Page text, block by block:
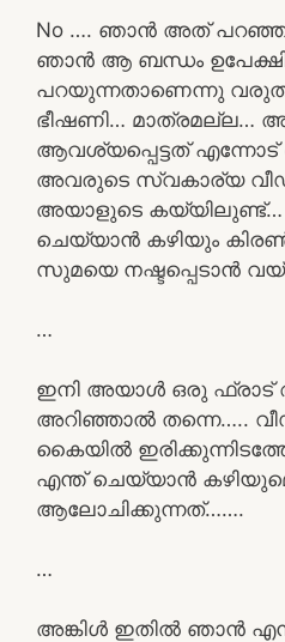
No …. ഞാൻ അത്
ഞാൻ ആ ബന്ധം
പറയുന്നതാണെന്നു
ഭീഷണി…
ആവശ്യപ്പെട്ടത്
അവരുടെ സ്വകാര്യ
അയാളുടെ കയ്യിലുണ്ട്…
ചെയ്യാൻ കഴിയും
സുമയെ നഷ്ടപ്പെടാൻ
…
ഇനി അയാൾ ഒരു
അറിഞ്ഞാൽ തന്നെ…..
കൈയിൽ
എന്ത് ചെയ്യാൻ
ആലോചിക്കുന്നത്…….
…
അങ്കിൾ ഇതിൽ ഞാൻ